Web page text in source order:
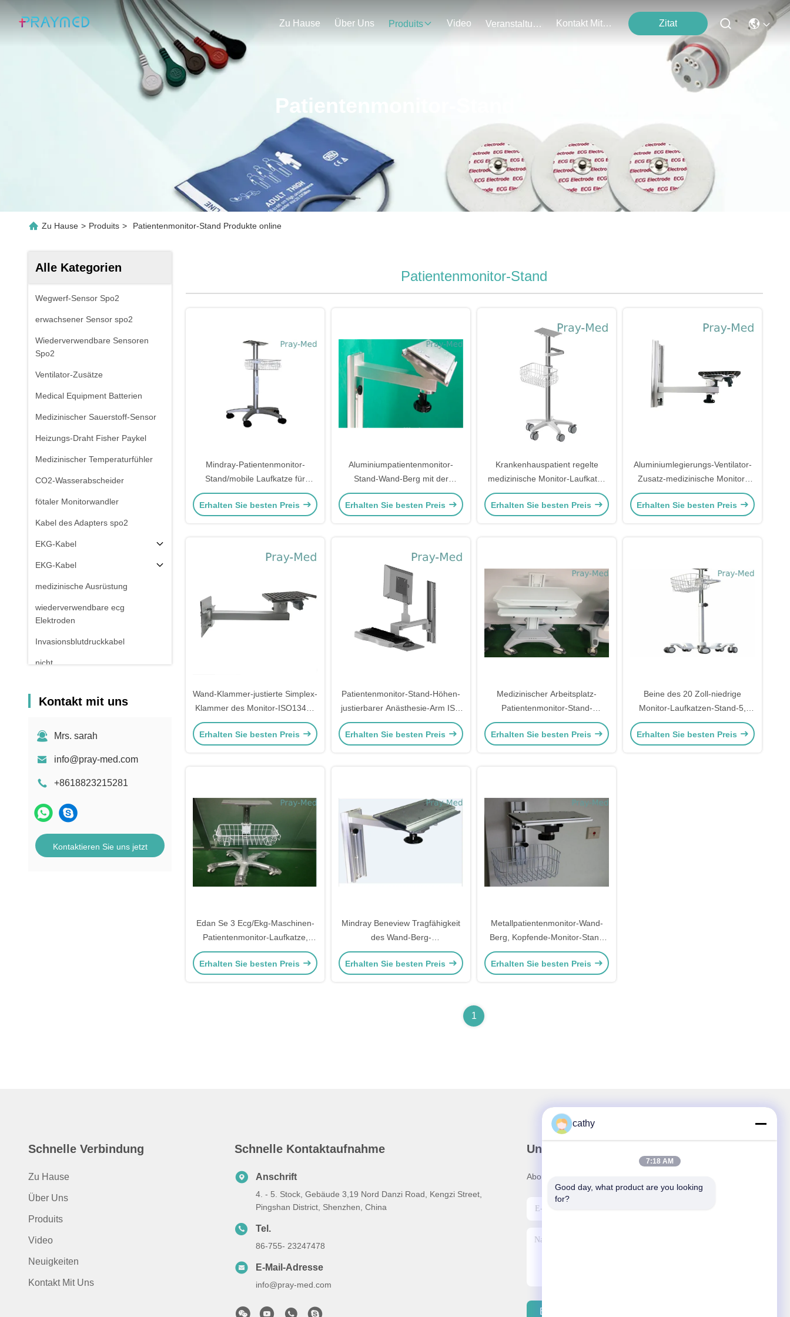
Zu Hause Über Uns Produits Video Veranstaltungen Kontakt Mit Uns Zitat
Patientenmonitor-Stand
Zu Hause > Produits > Patientenmonitor-Stand Produkte online
Alle Kategorien
Wegwerf-Sensor Spo2
erwachsener Sensor spo2
Wiederverwendbare Sensoren
Spo2
Ventilator-Zusätze
Medical Equipment Batterien
Medizinischer Sauerstoff-Sensor
Heizungs-Draht Fisher Paykel
Medizinischer Temperaturfühler
CO2-Wasserabscheider
fötaler Monitorwandler
Kabel des Adapters spo2
EKG-Kabel
EKG-Kabel
medizinische Ausrüstung
wiederverwendbare ecg
Elektroden
Invasionsblutdruckkabel
nicht
Electrosurgical-Ausrüstungs-
Patientenmonitor-Stand
Kontakt mit uns
Mrs. sarah
info@pray-med.com
+8618823215281
Kontaktieren Sie uns jetzt
Patientenmonitor-Stand
Mindray-Patientenmonitor-
Stand/mobile Laufkatze für
IMec/IPM/Beneview
Erhalten Sie besten Preis
Aluminiumpatientenmonitor-
Stand-Wand-Berg mit der
Klammer-Höhe justierbar
Erhalten Sie besten Preis
Krankenhauspatient regelte
medizinische Monitor-Laufkatze
Höhe mit Klammer fester
1000mm Höhe
Erhalten Sie besten Preis
Aluminiumlegierungs-Ventilator-
Zusatz-medizinische Monitor-
Klammer-justierbarer
Schwingarm
Erhalten Sie besten Preis
Wand-Klammer-justierte Simplex-
Klammer des Monitor-ISO13485
medizinische
Erhalten Sie besten Preis
Patientenmonitor-Stand-Höhen-
justierbarer Anästhesie-Arm ISO
13485
Erhalten Sie besten Preis
Medizinischer Arbeitsplatz-
Patientenmonitor-Stand-
hydraulischer Laptop-Computer
Wagen
Erhalten Sie besten Preis
Beine des 20 Zoll-niedrige
Monitor-Laufkatzen-Stand-5,
Metallrollenmedizinischer
Monitor-Stand
Erhalten Sie besten Preis
Edan Se 3 Ecg/Ekg-Maschinen-
Patientenmonitor-Laufkatze,
Tpu-Rollen-Monitor-Stand
Erhalten Sie besten Preis
Mindray Beneview Tragfähigkeit
des Wand-Berg-
Patientenmonitor-Stand-30kg
Erhalten Sie besten Preis
Metallpatientenmonitor-Wand-
Berg, Kopfende-Monitor-Stand
Mindray Beneview
Erhalten Sie besten Preis
1
Schnelle Verbindung
Zu Hause
Über Uns
Produits
Video
Neuigkeiten
Kontakt Mit Uns
Schnelle Kontaktaufnahme
Anschrift
4. - 5. Stock, Gebäude 3,19 Nord Danzi Road, Kengzi Street,
Pingshan District, Shenzhen, China
Tel.
86-755- 23247478
E-Mail-Adresse
info@pray-med.com
Unser Newsletter
Abonnieren Sie unseren Newsletter für Rabatte und mehr.
E-Mail Senden
cathy
7:18 AM
Good day, what product are you looking
for?